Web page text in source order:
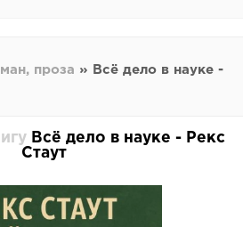
проза » Всё дело в науке -
Всё дело в науке - Рекс
Стаут